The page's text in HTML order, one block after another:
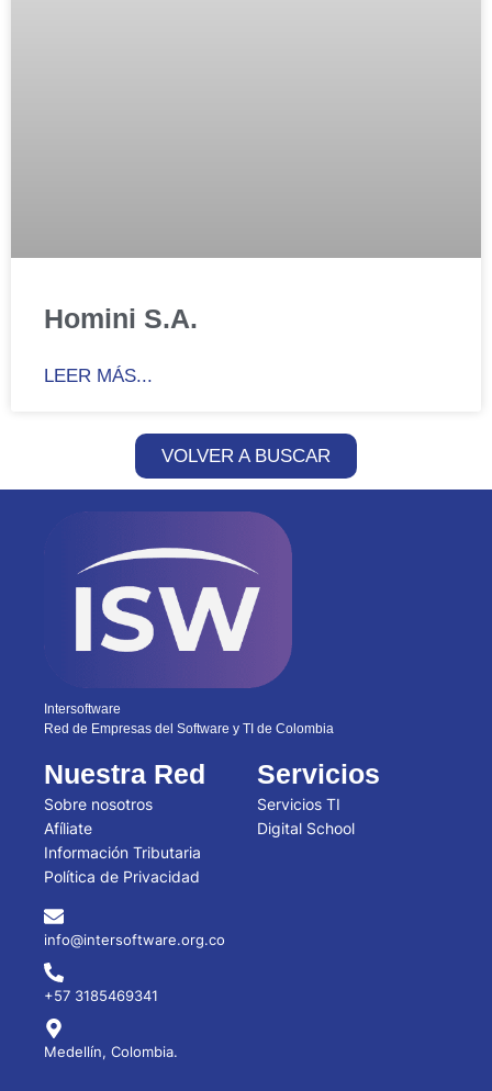
Homini S.A.
LEER MÁS...
VOLVER A BUSCAR
Intersoftware
Red de Empresas del Software y TI de Colombia
Nuestra Red
Sobre nosotros
Afíliate
Información Tributaria
Política de Privacidad
Servicios
Servicios TI
Digital School
info@intersoftware.org.co
+57 3185469341
Medellín, Colombia.